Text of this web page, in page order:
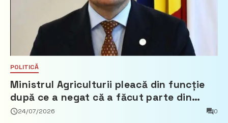
POLITICĂ
Ministrul Agriculturii pleacă din funcție
după ce a negat că a făcut parte din
Partidul Democrat
24/07/2026 0